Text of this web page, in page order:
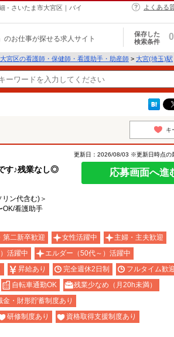
- さいたま市大宮区｜バイ
よくある
のお仕事が探せる求人サイト
保存した
検索条件
0
宮区の看護師・保健師・看護助手・助産師 > 大宮(埼玉)駅
キ
す♪残業なし◎
更新日：2026/08/03 ※更新日時点の
応募画面へ進
ン代含む)＞
OK/看護助手
第二新卒歓迎 女性活躍中
主婦・主夫歓迎
活躍中
エルダー（50代～）活躍中
昇給あり 完全週休2日制
フルタイム歓
自転車通勤OK
残業少なめ（月20h未満）
金・財形貯蓄制度あり
研修制度あり 資格取得支援制度あり